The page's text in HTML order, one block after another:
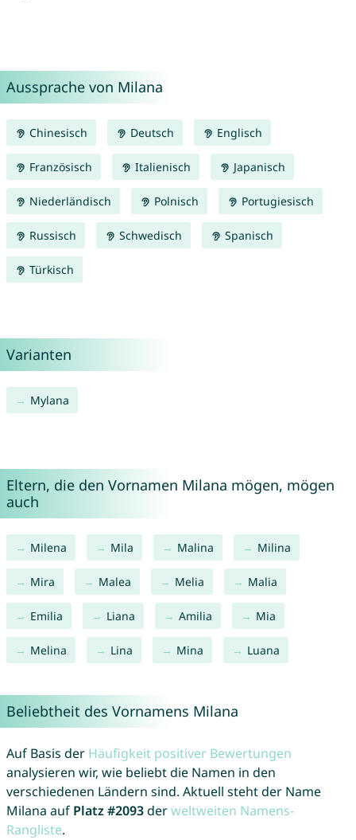
Aussprache von Milana
Chinesisch Deutsch Englisch
Französisch Italienisch Japanisch
Niederländisch Polnisch Portugiesisch
Russisch Schwedisch Spanisch
Türkisch
Varianten
Mylana
Eltern, die den Vornamen Milana mögen, mögen
auch
Milena Mila Malina Milina
Mira Malea Melia Malia
Emilia Liana Amilia Mia
Melina Lina Mina Luana
Beliebtheit des Vornamens Milana
Auf Basis der Häufigkeit positiver Bewertungen
analysieren wir, wie beliebt die Namen in den
verschiedenen Ländern sind. Aktuell steht der Name
Milana auf Platz #2093derweltweiten Namens-
Rangliste.